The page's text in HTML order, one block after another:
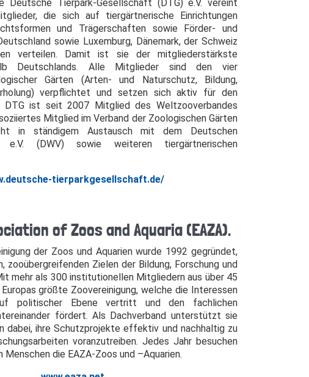
Deutsche Tierpark-Gesellschaft (DTG) e.V. vereint
die sich auf tiergärtnerische Einrichtungen
und Trägerschaften sowie Förder- und
sowie Luxemburg, Dänemark, der Schweiz
verteilen. Damit ist sie der mitgliederstärkste
Deutschlands. Alle Mitglieder sind den vier
Gärten (Arten- und Naturschutz, Bildung,
verpflichtet und setzen sich aktiv für den
DTG ist seit 2007 Mitglied des Weltzooverbandes
Mitglied im Verband der Zoologischen Gärten
in ständigem Austausch mit dem Deutschen
e.V. (DWV) sowie weiteren tiergärtnerischen
tierparkgesellschaft.de/
of Zoos and Aquaria (EAZA).
der Zoos und Aquarien wurde 1992 gegründet,
zooübergreifenden Zielen der Bildung, Forschung und
mehr als 300 institutionellen Mitgliedern aus über 45
größte Zoovereinigung, welche die Interessen
politischer Ebene vertritt und den fachlichen
fördert. Als Dachverband unterstützt sie
dabei, ihre Schutzprojekte effektiv und nachhaltig zu
voranzutreiben. Jedes Jahr besuchen
Menschen die EAZA-Zoos und –Aquarien.